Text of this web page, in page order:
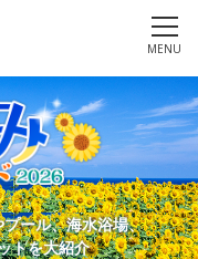
MENU
ール、海水浴場、
トを大紹介